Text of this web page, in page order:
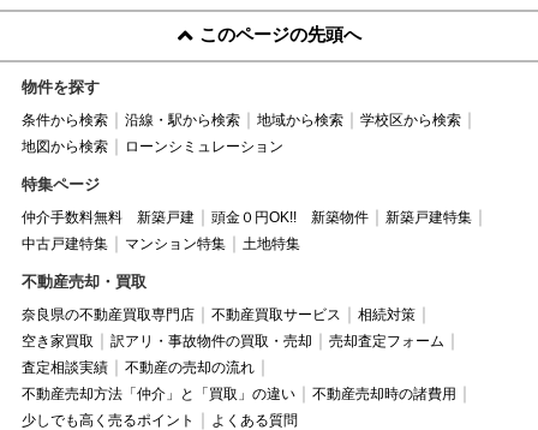
このページの先頭へ
物件を探す
条件から検索 沿線・駅から検索 地域から検索
学校区から検索
地図から検索
ローンシミュレーション
特集ページ
仲介手数料無料 新築戸建 頭金０円OK!! 新築物件
新築戸建特集
中古戸建特集
マンション特集 土地特集
不動産売却・買取
奈良県の不動産買取専門店 不動産買取サービス
相続対策
空き家買取
訳アリ・事故物件の買取・売却
売却査定フォーム
査定相談実績
不動産の売却の流れ
不動産売却方法「仲介」と「買取」の違い
不動産売却時の諸費用
少しでも高く売るポイント
よくある質問